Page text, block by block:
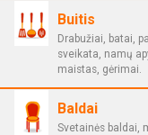
Buitis
Drabužiai, batai,
sveikata, namų
maistas, gėrimai.
Baldai
Svetainės baldai,